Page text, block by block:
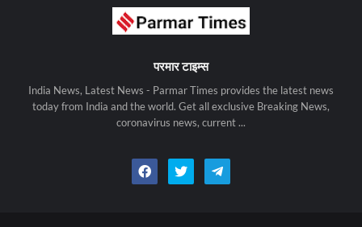
परमार टाइम्स
India News, Latest News - Parmar Times provides the latest news
today from India and the world. Get all exclusive Breaking News,
coronavirus news, current ...